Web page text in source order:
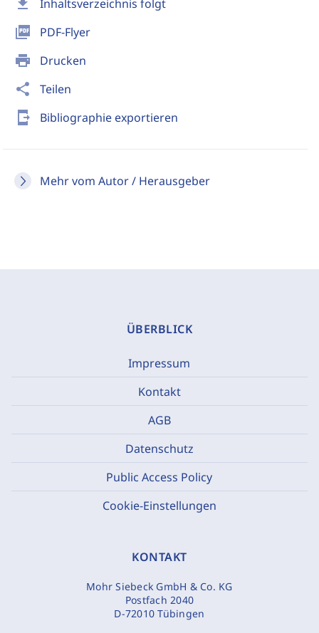
download Inhaltsverzeichnis folgt
picture_as_pdf PDF-Flyer
print Drucken
share Teilen
send_to_mobile Bibliographie exportieren
Mehr vom Autor / Herausgeber
ÜBERBLICK
Impressum
Kontakt
AGB
Datenschutz
Public Access Policy
Cookie-Einstellungen
KONTAKT
Mohr Siebeck GmbH & Co. KG
Postfach 2040
D-72010 Tübingen